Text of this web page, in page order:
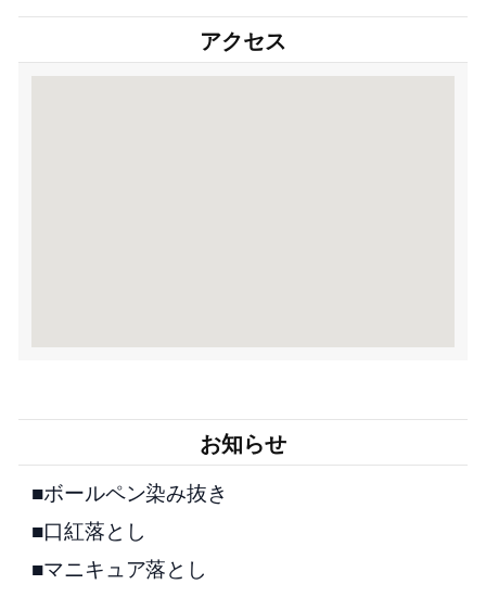
アクセス
お知らせ
■ボールペン染み抜き
■口紅落とし
■マニキュア落とし